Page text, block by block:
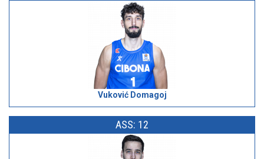
Vuković Domagoj
ASS: 12